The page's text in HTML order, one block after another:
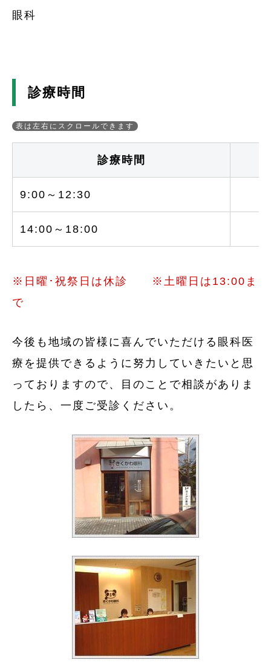
眼科
診療時間
診療時間
9:00～12:30
14:00～18:00
※日曜･祝祭日は休診 ※土曜日は13:00ま
で
今後も地域の皆様に喜んでいただける眼科医
療を提供できるように努力していきたいと思
っておりますので、目のことで相談がありま
したら、一度ご受診ください。